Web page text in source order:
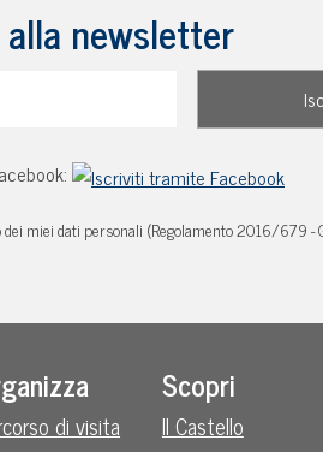
newsletter
miei dati personali (Regolamento 2016/679
di visita
Scopri
Il Castello